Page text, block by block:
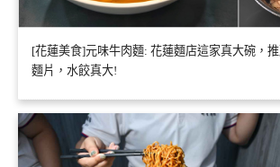
[花蓮美食]元味牛肉麵: 花蓮麵店這家真大碗，
麵片，水餃真大!